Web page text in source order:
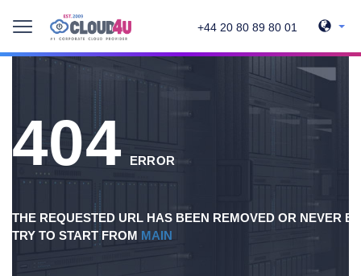
+44 20 80 89 80 01
404 ERROR
THE REQUESTED URL HAS BEEN REMOVED OR NEVER
TRY TO START FROM MAIN